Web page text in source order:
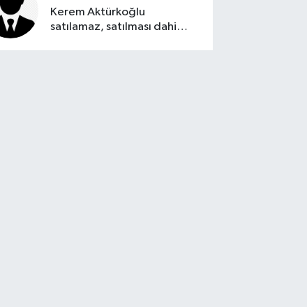
Kerem Aktürkoğlu
satılamaz, satılması dahi